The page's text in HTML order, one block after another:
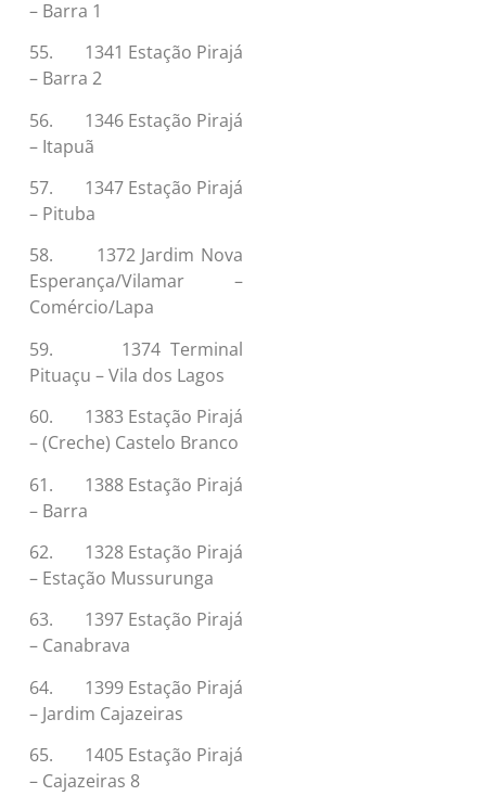
– Barra 1
55. 1341 Estação Pirajá
– Barra 2
56. 1346 Estação Pirajá
– Itapuã
57. 1347 Estação Pirajá
– Pituba
58. 1372 Jardim Nova
Esperança/Vilamar –
Comércio/Lapa
59. 1374 Terminal
Pituaçu – Vila dos Lagos
60. 1383 Estação Pirajá
– (Creche) Castelo Branco
61. 1388 Estação Pirajá
– Barra
62. 1328 Estação Pirajá
– Estação Mussurunga
63. 1397 Estação Pirajá
– Canabrava
64. 1399 Estação Pirajá
– Jardim Cajazeiras
65. 1405 Estação Pirajá
– Cajazeiras 8